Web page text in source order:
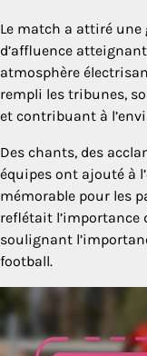
Le match a attiré une
d’affluence
atmosphère
rempli les tribunes,
et contribuant à
Des chants, des
équipes ont ajouté à
mémorable pour les
reflétait l’importance
soulignant
football.